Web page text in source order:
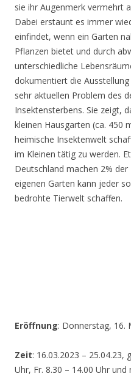
sie ihr Augenmerk vermehrt
Dabei erstaunt es immer
einfindet, wenn ein Garten
Pflanzen bietet und durch
unterschiedliche
dokumentiert die
sehr aktuellen Problem des
Insektensterbens. Sie zeigt,
kleinen Hausgarten (ca. 450
heimische Insektenwelt
im Kleinen tätig zu werden.
Deutschland machen 2%
eigenen Garten kann jeder
bedrohte Tierwelt schaffen.
Eröffnung: Donnerstag, 16.
Zeit: 16.03.2023 – 25.04.23,
Uhr, Fr. 8.30 – 14.00 Uhr